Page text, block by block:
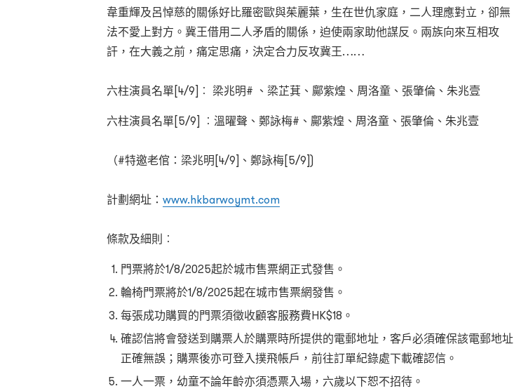
韋重輝及呂悼慈的關係好比羅密歐與茱麗葉，生在世仇家庭，二人理應對立，卻無
法不愛上對方。冀王借用二人矛盾的關係，迫使兩家助他謀反。兩族向來互相攻
訐，在大義之前，痛定思痛，決定合力反攻冀王……
六柱演員名單[4/9]︰ 梁兆明# 、梁芷萁、鄺紫煌、周洛童、張肇倫、朱兆壹
六柱演員名單[5/9] ︰溫曜聲、鄭詠梅#、鄺紫煌、周洛童、張肇倫、朱兆壹
（#特邀老倌：梁兆明[4/9]、鄭詠梅[5/9])
計劃網址： www.hkbarwoymt.com
條款及細則︰
門票將於1/8/2025起於城市售票網正式發售。
輪椅門票將於1/8/2025起在城市售票網發售。
每張成功購買的門票須徵收顧客服務費HK$18。
確認信將會發送到購票人於購票時所提供的電郵地址，客戶必須確保該電郵地址
正確無誤；購票後亦可登入撲飛帳戶，前往訂單紀錄處下載確認信。
一人一票，幼童不論年齡亦須憑票入場，六歲以下恕不招待。